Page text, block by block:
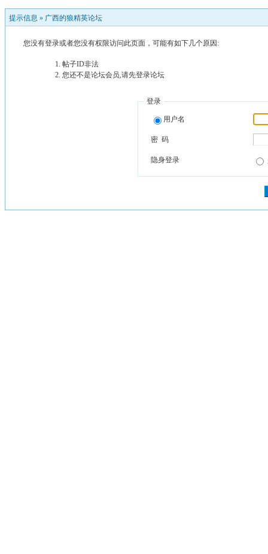
提示信息 » 广西的狼精英论坛
您没有登录或者您没有权限访问此页面，可能有如下几个原因:
帖子ID非法
您还不是论坛会员,请先登录论坛
登录
用户名
密 码
隐身登录